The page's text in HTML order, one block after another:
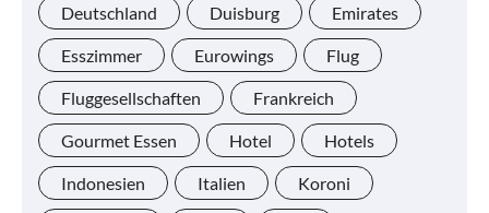
Deutschland Duisburg Emirates
Esszimmer Eurowings Flug
Fluggesellschaften Frankreich
Gourmet Essen Hotel Hotels
Indonesien Italien Koroni